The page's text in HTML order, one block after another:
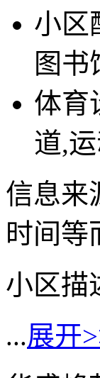
小区
图书
体育
道,
信息来
时间等
小区描
...展开